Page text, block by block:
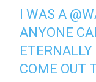
I WAS A
ANYONE
COME OUT